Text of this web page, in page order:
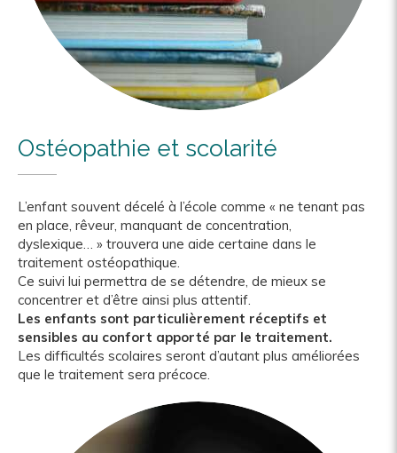
Ostéopathie et scolarité
L’enfant souvent décelé à l’école comme « ne tenant pas
en place, rêveur, manquant de concentration,
dyslexique… » trouvera une aide certaine dans le
traitement ostéopathique.
Ce suivi lui permettra de se détendre, de mieux se
concentrer et d’être ainsi plus attentif.
Les enfants sont particulièrement réceptifs et
sensibles au confort apporté par le traitement.
Les difficultés scolaires seront d’autant plus améliorées
que le traitement sera précoce.